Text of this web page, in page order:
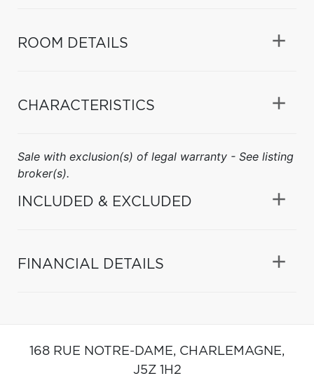
ROOM DETAILS
CHARACTERISTICS
Sale with exclusion(s) of legal warranty - See listing
broker(s).
INCLUDED & EXCLUDED
FINANCIAL DETAILS
168 RUE NOTRE-DAME, CHARLEMAGNE,
J5Z 1H2